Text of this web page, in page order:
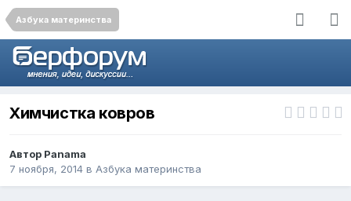
Азбука материнства
Химчистка ковров
Автор Panama
7 ноября, 2014 в Азбука материнства